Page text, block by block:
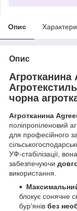
Опис
Опис
Агротканина
чорна
Агротканина
поліпропіленовий
для професійного
УФ-стабілізації,
забезпечуючи
використання.
блокує сонячне
бур'янів без